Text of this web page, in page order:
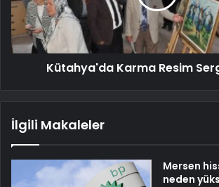
Kütahya'da Karma Resim
İlgili Makaleler
Mersen
neden